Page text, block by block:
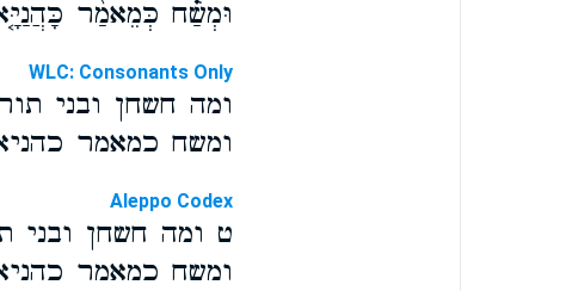
וּמְשַׁ֗ח כְּמֵאמַ֨ר
WLC: Consonants Only
ומה חשחן ובני
ומשח כמאמר
Aleppo Codex
ט ומה חשחן ובני
ומשח כמאמר